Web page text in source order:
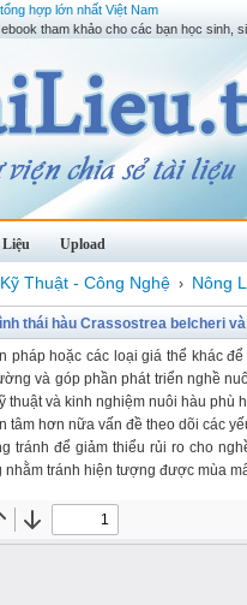
hợp lớn nhất Việt Nam
tham khảo cho các bạn học sinh,
Upload
Kỹ Thuật - Công Nghệ › Nông
thái hàu Crassostrea belcheri
pháp hoặc các loại giá thể khác
và góp phần phát triển nghề
thuật và kinh nghiệm nuôi hàu
tâm hơn nữa vấn đề theo dõi các
tránh để giảm thiểu rủi ro cho
nhằm tránh hiện tượng được mùa